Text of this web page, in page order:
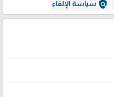
policy سياسة الإلغاء